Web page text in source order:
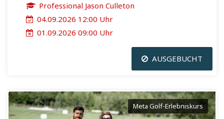
Professional Jason Culleton
04.09.2026 12:00 Uhr
01.09.2026 09:00 Uhr
AUSGEBUCHT
Meta Golf-Erlebniskurs